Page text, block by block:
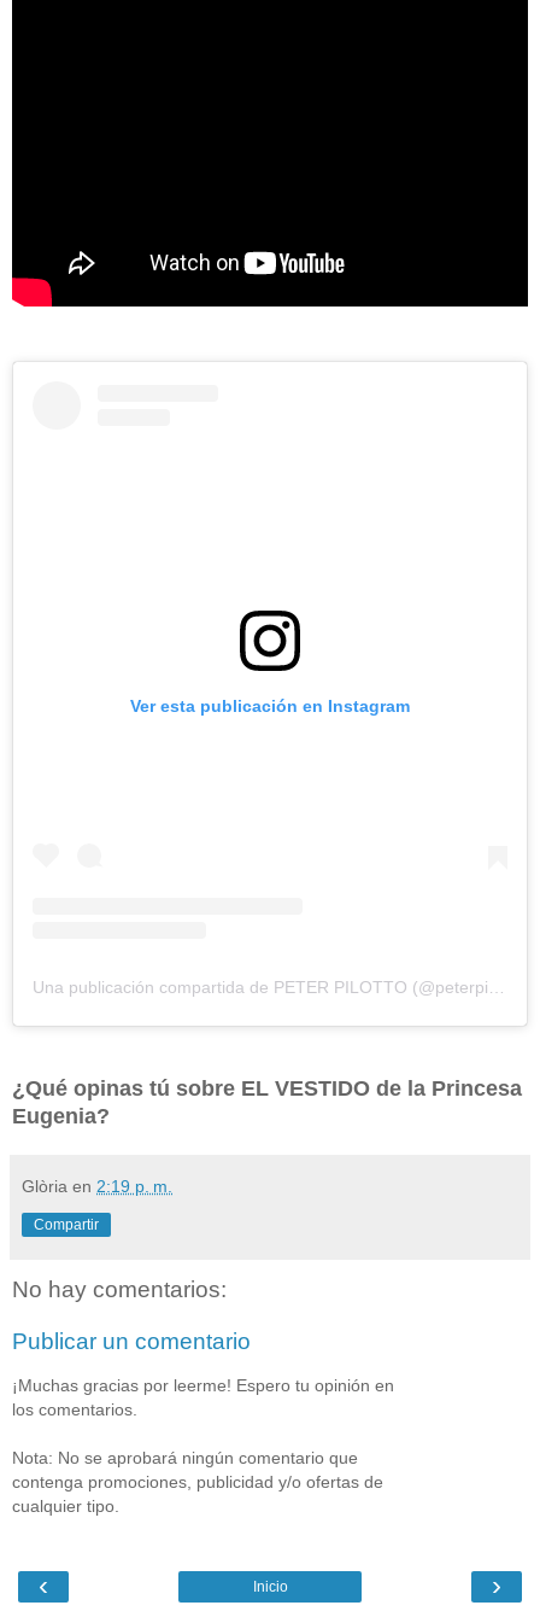
Ver esta publicación en Instagram
¿Qué opinas tú sobre EL VESTIDO de la Princesa
Eugenia?
Glòria en 2:19 p. m.
Compartir
No hay comentarios:
Publicar un comentario
¡Muchas gracias por leerme! Espero tu opinión en
los comentarios.
Nota: No se aprobará ningún comentario que
contenga promociones, publicidad y/o ofertas de
cualquier tipo.
‹ ›
Inicio